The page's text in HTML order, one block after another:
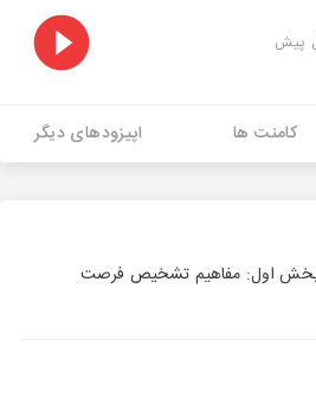
کامنت ها اپیزودهای دیگر
اول: مفاهیم تشخیص فرصت